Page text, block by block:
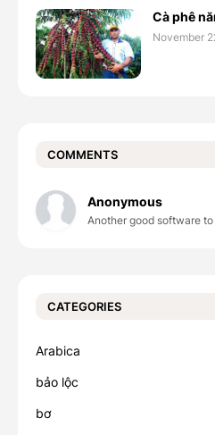
Cà phê
November
COMMENTS
Anonymous
Another good software
CATEGORIES
Arabica
bảo lộc
bơ